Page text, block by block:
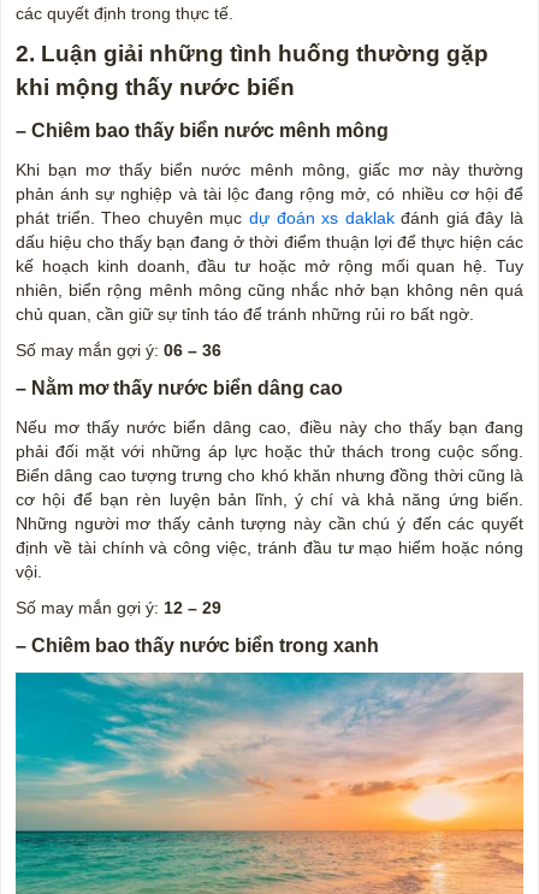
các quyết định trong thực tế.
2. Luận giải những tình huống thường gặp
khi mộng thấy nước biển
– Chiêm bao thấy biển nước mênh mông
Khi bạn mơ thấy biển nước mênh mông, giấc mơ này thường
phản ánh sự nghiệp và tài lộc đang rộng mở, có nhiều cơ hội để
phát triển. Theo chuyên mục dự đoán xs daklakđánh giá đây là
dấu hiệu cho thấy bạn đang ở thời điểm thuận lợi để thực hiện các
kế hoạch kinh doanh, đầu tư hoặc mở rộng mối quan hệ. Tuy
nhiên, biển rộng mênh mông cũng nhắc nhở bạn không nên quá
chủ quan, cần giữ sự tỉnh táo để tránh những rủi ro bất ngờ.
Số may mắn gợi ý: 06 – 36
– Nằm mơ thấy nước biển dâng cao
Nếu mơ thấy nước biển dâng cao, điều này cho thấy bạn đang
phải đối mặt với những áp lực hoặc thử thách trong cuộc sống.
Biển dâng cao tượng trưng cho khó khăn nhưng đồng thời cũng là
cơ hội để bạn rèn luyện bản lĩnh, ý chí và khả năng ứng biến.
Những người mơ thấy cảnh tượng này cần chú ý đến các quyết
định về tài chính và công việc, tránh đầu tư mạo hiểm hoặc nóng
vội.
Số may mắn gợi ý: 12 – 29
– Chiêm bao thấy nước biển trong xanh